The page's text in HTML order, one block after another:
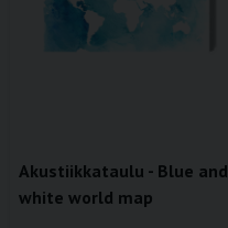
Akustiikkataulu - Blue and
white world map